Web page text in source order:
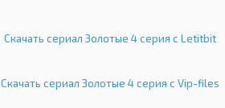
Скачать сериал Золотые 4 серия с Letitbit
Скачать сериал Золотые 4 серия с Vip-files